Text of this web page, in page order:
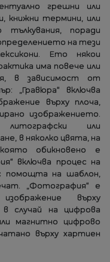
грешни или
книжни термини, или
поради
на тези
Ето някои
има повече или
в зависимост от
„Гравюра“ включва
върху плоча,
изображението.
литографски или
в няколко цвята, на
обикновено е
включва процес на
помощта на шаблон,
„Фотография“ е
върху
случай на цифрова
магнитно цифрово
върху хартиен